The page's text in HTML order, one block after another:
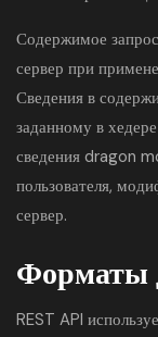
Содержимое
сервер при
Сведения в
заданному в
сведения dragon
пользователя,
сервер.
Форматы
REST API